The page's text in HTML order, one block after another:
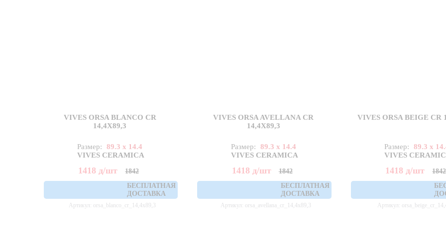
VIVES ORSA BLANCO CR
14,4X89,3
Размер:
89.3 x 14.4
VIVES CERAMICA
1418 д/шт
1842
БЕСПЛАТНАЯ
ДОСТАВКА
Артикул: orsa_blanco_cr_14,4x89,3
VIVES ORSA AVELLANA CR
14,4X89,3
Размер:
89.3 x 14.4
VIVES CERAMICA
1418 д/шт
1842
БЕСПЛАТНАЯ
ДОСТАВКА
Артикул: orsa_avellana_cr_14,4x89,3
VIVES ORSA BEIGE CR
Размер:
89.3 x
VIVES
1418 д/шт
1842
Артикул: